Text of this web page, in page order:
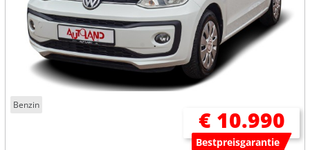
Benzin
€ 10.990
Bestpreisgarantie